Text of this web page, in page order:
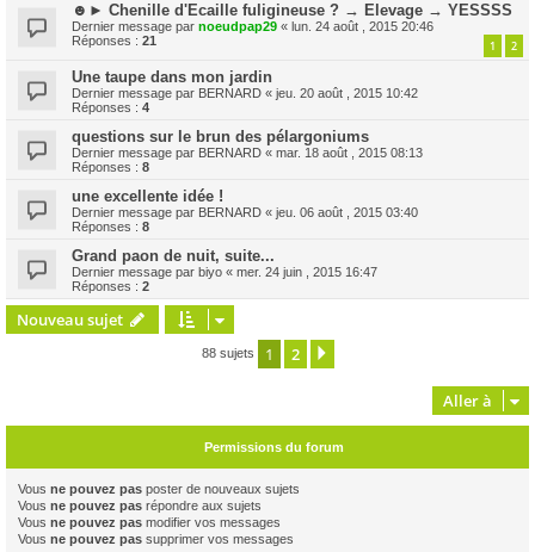
☻► Chenille d'Ecaille fuligineuse ? → Elevage → YESSSS
Dernier message par noeudpap29 « lun. 24 août , 2015 20:46
Réponses : 21 1 2
Une taupe dans mon jardin
Dernier message par BERNARD « jeu. 20 août , 2015 10:42
Réponses : 4
questions sur le brun des pélargoniums
Dernier message par BERNARD « mar. 18 août , 2015 08:13
Réponses : 8
une excellente idée !
Dernier message par BERNARD « jeu. 06 août , 2015 03:40
Réponses : 8
Grand paon de nuit, suite...
Dernier message par biyo « mer. 24 juin , 2015 16:47
Réponses : 2
Nouveau sujet
88 sujets 1 2
Aller à
Permissions du forum
Vous ne pouvez pas poster de nouveaux sujets
Vous ne pouvez pas répondre aux sujets
Vous ne pouvez pas modifier vos messages
Vous ne pouvez pas supprimer vos messages